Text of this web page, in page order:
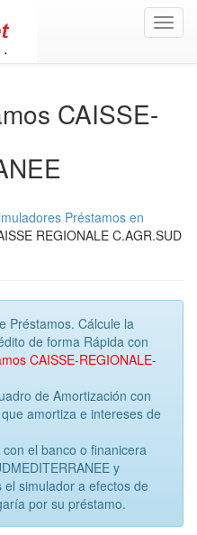
CAISSE-
Préstamos en
REGIONALE C.AGR.SUD
Préstamos. Cálcule la
de forma Rápida con
CAISSE-REGIONALE-
de Amortización con
amortiza e intereses de
el banco o finanicera
y
simulador a efectos de
por su préstamo.